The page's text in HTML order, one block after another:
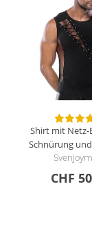
Shirt mit Netz-
Schnürung
CHF